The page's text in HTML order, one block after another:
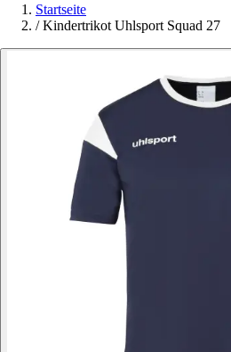
Startseite
/ Kindertrikot Uhlsport Squad 27